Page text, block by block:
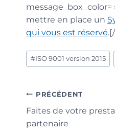
message_box_color=
mettre en place un
qui vous est réservé
Étiquettes
de
publication :
#ISO 9001 version 2015
Navigation
de
PRÉCÉDENT
Faites de votre
partenaire